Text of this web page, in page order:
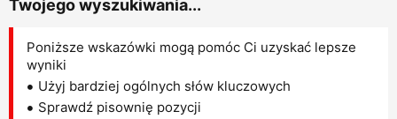
Twojego wyszukiwania...
Poniższe wskazówki mogą pomóc Ci uzyskać lepsze
wyniki
Użyj bardziej ogólnych słów kluczowych
Sprawdź pisownię pozycji